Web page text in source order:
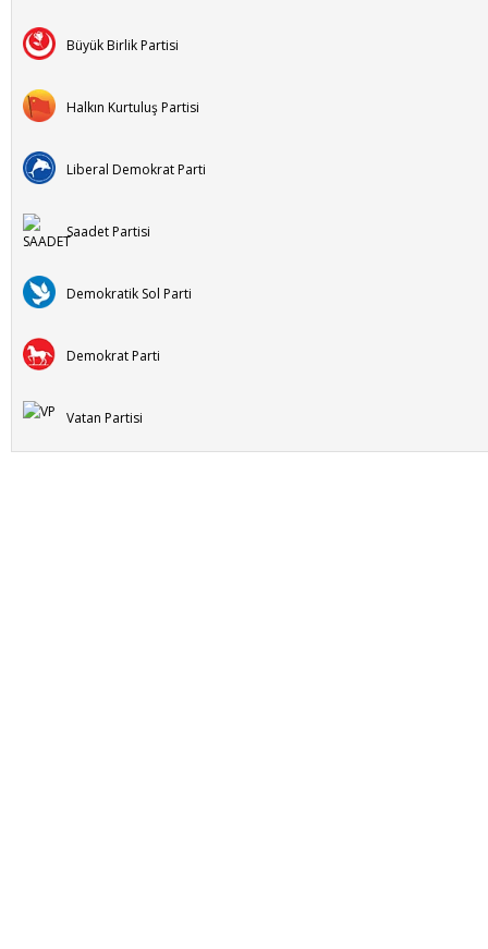
Büyük Birlik Partisi
Halkın Kurtuluş Partisi
Liberal Demokrat Parti
Saadet Partisi
Demokratik Sol Parti
Demokrat Parti
Vatan Partisi